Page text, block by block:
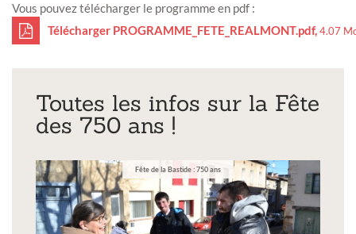
Vous pouvez télécharger le programme en pdf :
Télécharger PROGRAMME_FETE_REALMONT.pdf,4.07
Toutes les infos sur la Fête
des 750 ans !
Fête de la Bastide : 750 ans